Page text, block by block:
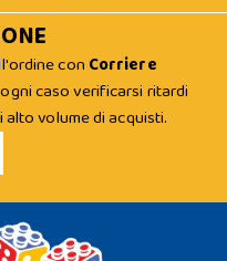
con Corriere
caso verificarsi ritardi
volume di acquisti.